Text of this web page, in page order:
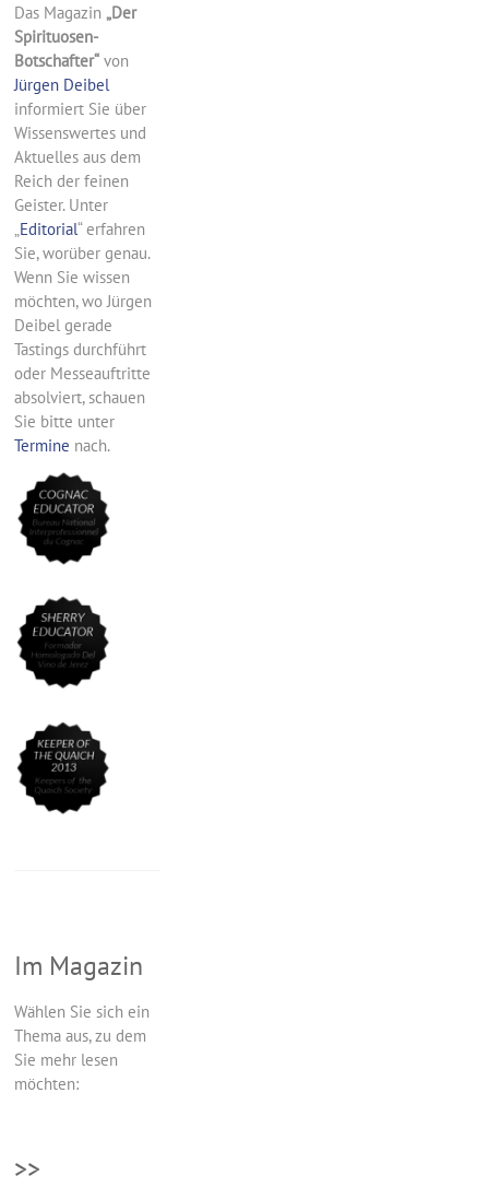
Das Magazin„Der
Spirituosen-
Botschafter“ von
Jürgen Deibel
informiert Sie über
Wissenswertes und
Aktuelles aus dem
Reich der feinen
Geister. Unter
„Editorial“ erfahren
Sie, worüber genau.
Wenn Sie wissen
möchten, wo Jürgen
Deibel gerade
Tastings durchführt
oder Messeauftritte
absolviert, schauen
Sie bitte unter
Termine nach.
Im Magazin
Wählen Sie sich ein
Thema aus, zu dem
Sie mehr lesen
möchten:
>>